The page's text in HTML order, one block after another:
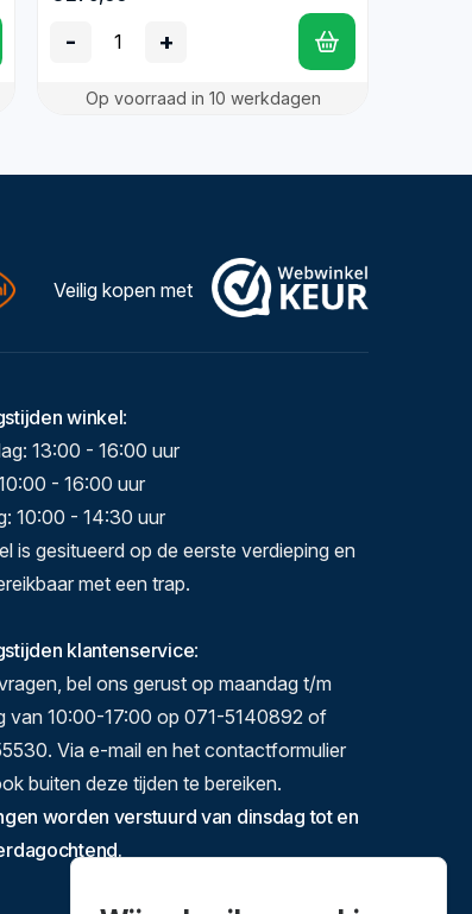
- +
Op voorraad in 10 werkdagen
Veilig kopen met
winkel:
13:00 - 16:00 uur
- 16:00 uur
10:00 - 14:30 uur
is gesitueerd op de eerste verdieping en
met een trap.
klantenservice:
bel ons gerust op maandag t/m
van 10:00-17:00 op 071-5140892 of
Via e-mail en het contactformulier
buiten deze tijden te bereiken.
worden verstuurd van dinsdag tot en